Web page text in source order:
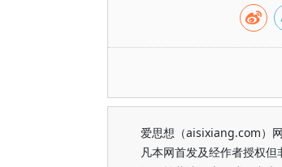
爱思想（aisixiang.com）
凡本网首发及经作者授权